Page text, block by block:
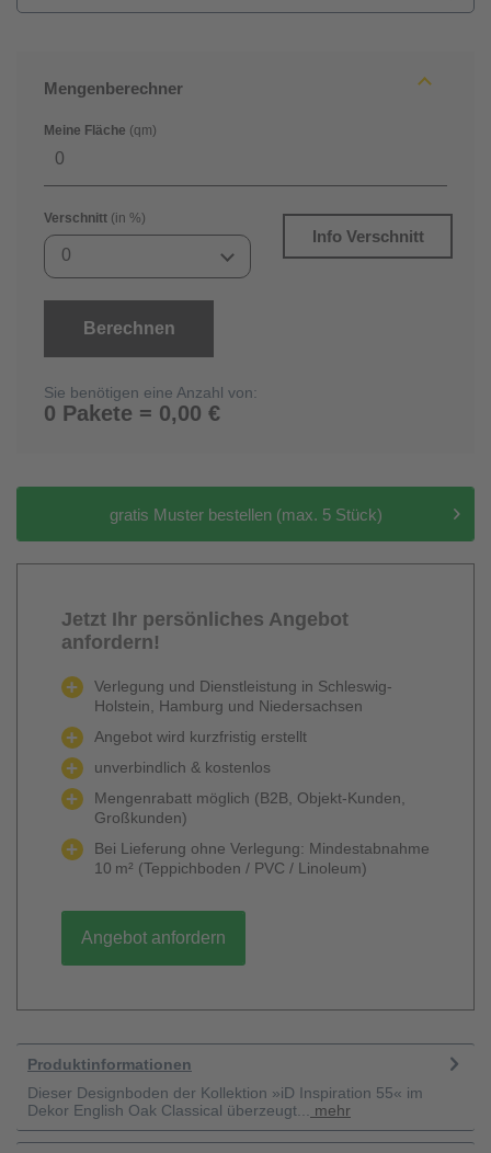
Mengenberechner
Meine Fläche (qm)
Verschnitt (in %)
0
Info Verschnitt
Berechnen
Sie benötigen eine Anzahl von:
0 Pakete = 0,00 €
gratis Muster bestellen (max. 5 Stück)
Jetzt Ihr persönliches Angebot
anfordern!
Verlegung und Dienstleistung in Schleswig-
Holstein, Hamburg und Niedersachsen
Angebot wird kurzfristig erstellt
unverbindlich & kostenlos
Mengenrabatt möglich (B2B, Objekt-Kunden,
Großkunden)
Bei Lieferung ohne Verlegung: Mindestabnahme
10 m² (Teppichboden / PVC / Linoleum)
Angebot anfordern
Produktinformationen
Dieser Designboden der Kollektion »iD Inspiration 55« im
Dekor English Oak Classical überzeugt...
mehr